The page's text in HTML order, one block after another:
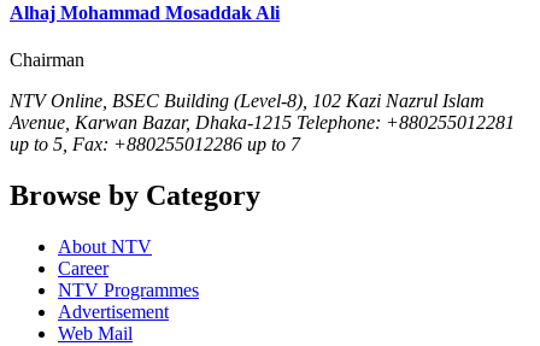
Alhaj Mohammad Mosaddak Ali
Chairman
NTV Online, BSEC Building (Level-8), 102 Kazi Nazrul Islam
Avenue, Karwan Bazar, Dhaka-1215 Telephone: +880255012281
up to 5, Fax: +880255012286 up to 7
Browse by Category
About NTV
Career
NTV Programmes
Advertisement
Web Mail